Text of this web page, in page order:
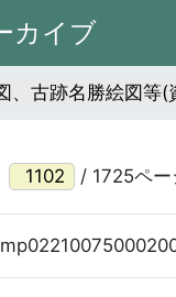
カイブ
、古跡名勝絵図等(
/ 1725ペー